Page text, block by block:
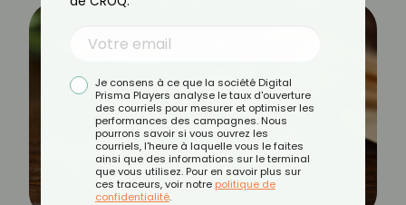
Je consens à ce que la société Digital
Prisma Players analyse le taux d'ouverture
des courriels pour mesurer et optimiser les
performances des campagnes. Nous
pourrons savoir si vous ouvrez les
courriels, l'heure à laquelle vous le faites
ainsi que des informations sur le terminal
que vous utilisez. Pour en savoir plus sur
ces traceurs, voir notre politique de
confidentialité.